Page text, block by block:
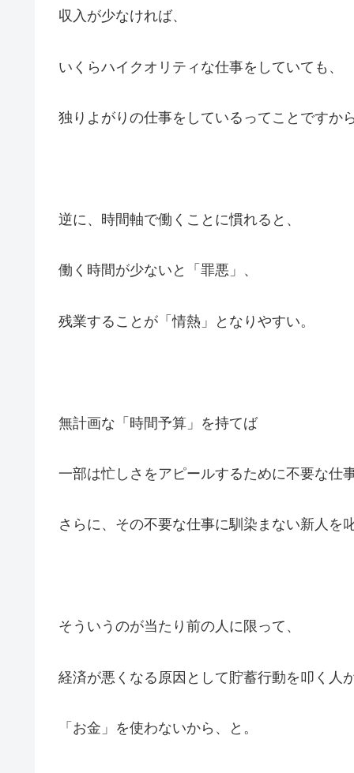
収入が少なければ、
いくらハイクオリティな仕事をしていても、
独りよがりの仕事をしているってことですか
逆に、時間軸で働くことに慣れると、
働く時間が少ないと「罪悪」、
残業することが「情熱」となりやすい。
無計画な「時間予算」を持てば
一部は忙しさをアピールするために不要な仕
さらに、その不要な仕事に馴染まない新人を
そういうのが当たり前の人に限って、
経済が悪くなる原因として貯蓄行動を叩く人
「お金」を使わないから、と。